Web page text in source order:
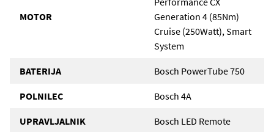
MOTOR
Generation 4 (85Nm)
Cruise (250Watt), Smart
System
BATERIJA Bosch PowerTube 750
POLNILEC Bosch 4A
UPRAVLJALNIK Bosch LED Remote